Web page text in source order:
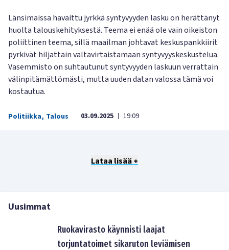
Länsimaissa havaittu jyrkkä syntyvyyden lasku on herättänyt
huolta talouskehityksestä. Teema ei enää ole vain oikeiston
poliittinen teema, sillä maailman johtavat keskuspankkiirit
pyrkivät hiljattain valtavirtaistamaan syntyvyyskeskustelua.
Vasemmisto on suhtautunut syntyvyyden laskuun verrattain
välinpitämättömästi, mutta uuden datan valossa tämä voi
kostautua.
Politiikka, Talous 03.09.2025 | 19:09
Lataa lisää +
Uusimmat
Ruokavirasto käynnisti laajat
torjuntatoimet sikaruton leviämisen